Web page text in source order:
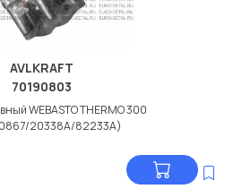
AVLKRAFT
70190803
WEBASTO THERMO 300
20338A/82233A)